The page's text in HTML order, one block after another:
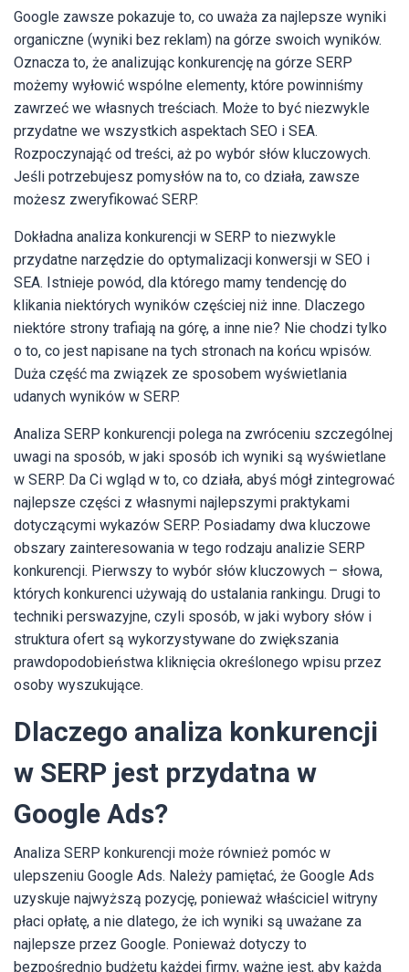
Google zawsze pokazuje to, co uważa za najlepsze wyniki
organiczne (wyniki bez reklam) na górze swoich wyników.
Oznacza to, że analizując konkurencję na górze SERP
możemy wyłowić wspólne elementy, które powinniśmy
zawrzeć we własnych treściach. Może to być niezwykle
przydatne we wszystkich aspektach SEO i SEA.
Rozpoczynająć od treści, aż po wybór słów kluczowych.
Jeśli potrzebujesz pomysłów na to, co działa, zawsze
możesz zweryfikować SERP.
Dokładna analiza konkurencji w SERP to niezwykle
przydatne narzędzie do optymalizacji konwersji w SEO i
SEA. Istnieje powód, dla którego mamy tendencję do
klikania niektórych wyników częściej niż inne. Dlaczego
niektóre strony trafiają na górę, a inne nie? Nie chodzi tylko
o to, co jest napisane na tych stronach na końcu wpisów.
Duża część ma związek ze sposobem wyświetlania
udanych wyników w SERP.
Analiza SERP konkurencji polega na zwróceniu szczególnej
uwagi na sposób, w jaki sposób ich wyniki są wyświetlane
w SERP. Da Ci wgląd w to, co działa, abyś mógł zintegrować
najlepsze części z własnymi najlepszymi praktykami
dotyczącymi wykazów SERP. Posiadamy dwa kluczowe
obszary zainteresowania w tego rodzaju analizie SERP
konkurencji. Pierwszy to wybór słów kluczowych – słowa,
których konkurenci używają do ustalania rankingu. Drugi to
techniki perswazyjne, czyli sposób, w jaki wybory słów i
struktura ofert są wykorzystywane do zwiększania
prawdopodobieństwa kliknięcia określonego wpisu przez
osoby wyszukujące.
Dlaczego analiza konkurencji
w SERP jest przydatna w
Google Ads?
Analiza SERP konkurencji może również pomóc w
ulepszeniu Google Ads. Należy pamiętać, że Google Ads
uzyskuje najwyższą pozycję, ponieważ właściciel witryny
płaci opłatę, a nie dlatego, że ich wyniki są uważane za
najlepsze przez Google. Ponieważ dotyczy to
bezpośrednio budżetu każdej firmy, ważne jest, aby każda